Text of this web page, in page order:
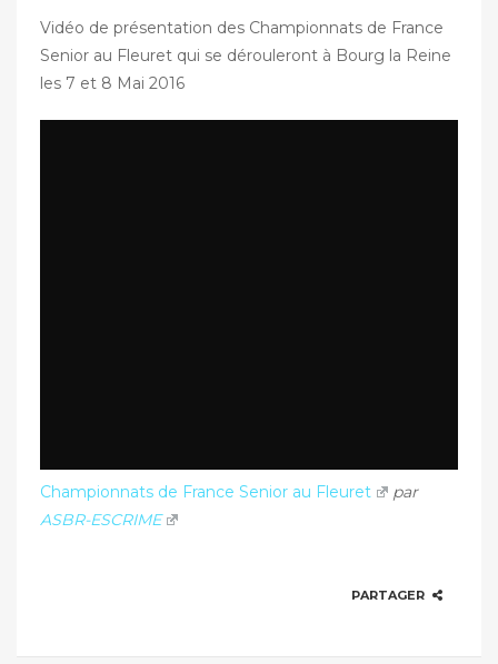
Vidéo de présentation des Championnats de France
Senior au Fleuret qui se dérouleront à Bourg la Reine
les 7 et 8 Mai 2016
Championnats de France Senior au Fleuret
par
ASBR-ESCRIME
PARTAGER